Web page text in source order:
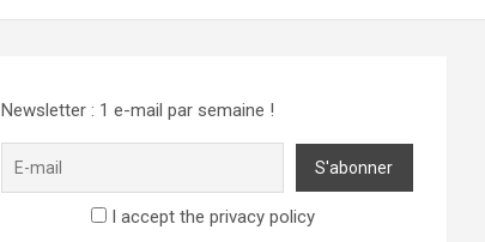
Newsletter : 1 e-mail par semaine !
I accept the privacy policy